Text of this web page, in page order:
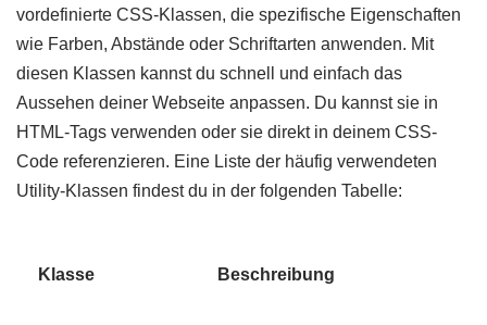
vordefinierte CSS-Klassen, die spezifische Eigenschaften
wie Farben, Abstände oder Schriftarten anwenden. Mit
diesen Klassen kannst du schnell und einfach das
Aussehen deiner Webseite anpassen. Du kannst sie in
HTML-Tags verwenden oder sie direkt in deinem CSS-
Code referenzieren. Eine Liste der häufig verwendeten
Utility-Klassen findest du in der folgenden Tabelle:
Klasse Beschreibung